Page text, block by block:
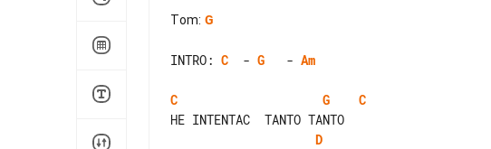
Tom: G
INTRO: C
  -
G
   -
Am
C G
C
D